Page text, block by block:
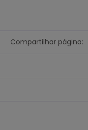
Compartilhar página: